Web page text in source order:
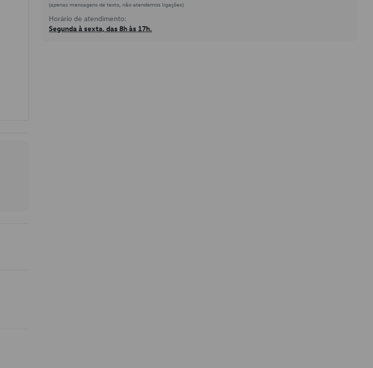
(apenas mensagens de texto, não atendemos ligações)
Horário de atendimento:
Segunda à sexta, das 8h às 17h.